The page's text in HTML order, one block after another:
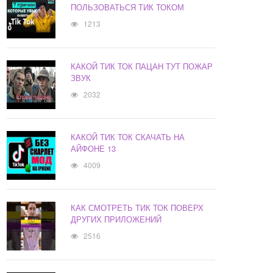
ПОЛЬЗОВАТЬСЯ ТИК ТОКОМ
1213
КАКОЙ ТИК ТОК ПАЦАН ТУТ ПОЖАР
ЗВУК
2032
КАКОЙ ТИК ТОК СКАЧАТЬ НА
АЙФОНЕ 13
4009
КАК СМОТРЕТЬ ТИК ТОК ПОВЕРХ
ДРУГИХ ПРИЛОЖЕНИЙ
2516